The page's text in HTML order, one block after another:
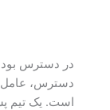
در دسترس
دسترس، عامل
است. یک تیم